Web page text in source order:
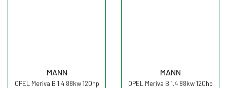
MANN
OPEL Meriva B 1.4 88kw 120hp
MANN
OPEL Meriva B 1.4 88kw 120hp